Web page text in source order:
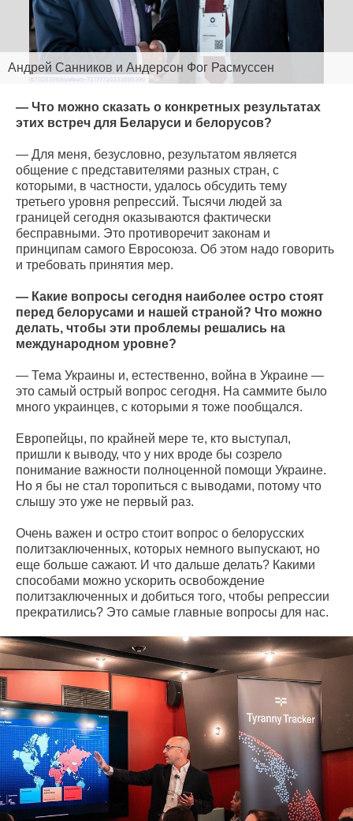
Андрей Санников и Андерсон Фог Расмуссен
— Что можно сказать о конкретных результатах
этих встреч для Беларуси и белорусов?
— Для меня, безусловно, результатом является
общение с представителями разных стран, с
которыми, в частности, удалось обсудить тему
третьего уровня репрессий. Тысячи людей за
границей сегодня оказываются фактически
бесправными. Это противоречит законам и
принципам самого Евросоюза. Об этом надо говорить
и требовать принятия мер.
— Какие вопросы сегодня наиболее остро стоят
перед белорусами и нашей страной? Что можно
делать, чтобы эти проблемы решались на
международном уровне?
— Тема Украины и, естественно, война в Украине —
это самый острый вопрос сегодня. На саммите было
много украинцев, с которыми я тоже пообщался.
Европейцы, по крайней мере те, кто выступал,
пришли к выводу, что у них вроде бы созрело
понимание важности полноценной помощи Украине.
Но я бы не стал торопиться с выводами, потому что
слышу это уже не первый раз.
Очень важен и остро стоит вопрос о белорусских
политзаключенных, которых немного выпускают, но
еще больше сажают. И что дальше делать? Какими
способами можно ускорить освобождение
политзаключенных и добиться того, чтобы репрессии
прекратились? Это самые главные вопросы для нас.